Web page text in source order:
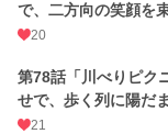
で、二方向の笑顔を
20
第78話「川べりピク
せで、歩く列に陽だ
21